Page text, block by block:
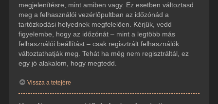
megjelenítésre, mint amiben vagy. Ez esetben változtasd
meg a felhasználói vezérlőpultban az időzónád a
tartózkodási helyednek megfelelően. Kérjük, vedd
figyelembe, hogy az időzónát – mint a legtöbb más
felhasználói beállítást – csak regisztrált felhasználók
változtathatják meg. Tehát ha még nem regisztráltál, ez
egy jó alakalom, hogy megtedd.
Vissza a tetejére